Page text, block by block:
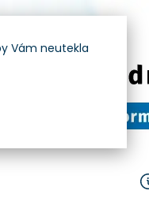
Vám neutekla